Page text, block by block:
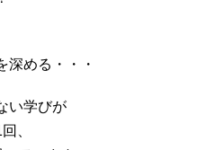
深める・・・
い学びが
、